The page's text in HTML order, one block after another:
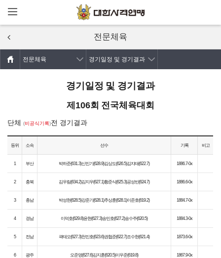
주요콘텐츠로
전문체육
전문체육 경기일정 및 경기결과
경기일정 및 경기결과
제106회 전국체육대회
단체 (비공식기록)전 경기결과
등위 소속 선수 기록 비고
1 부산 박하준(631.3)신민기(628.9)김상도(626.5)김지태(622.7) 1886.7-0x
2 충북 김우림(634.2)김지우(627.1)황준식(625.3)공성빈(624.7) 1886.6-0x
3 충남 박성현(628.5)강준기(628.1)추상훈(628.1)이준호(619.2) 1884.7-0x
4 경남 이덕호(629.8)윤현(627.3)송민호(627.2)송수주(620.5) 1884.3-0x
5 전남 곽태오(627.3)천민호(623.6)권협준(622.7)조수현(621.4) 1873.6-0x
6 광주 오준영(627.6)김지훈(620.5)이우준(619.8) 1867.9-0x